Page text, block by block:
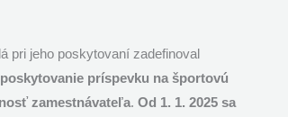
pri jeho poskytovaní zadefinoval
poskytovanie príspevku na športovú
zamestnávateľa.Od 1. 1. 2025 sa